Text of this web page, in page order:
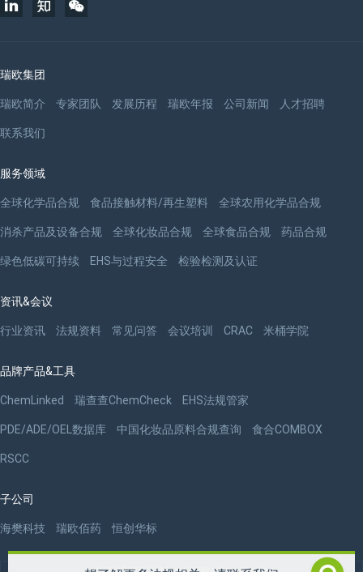
瑞欧集团
瑞欧简介 专家团队 发展历程 瑞欧年报 公司新闻 人才招聘
联系我们
服务领域
全球化学品合规 食品接触材料/再生塑料 全球农用化学品合规
消杀产品及设备合规 全球化妆品合规 全球食品合规 药品合规
绿色低碳可持续 EHS与过程安全 检验检测及认证
资讯&会议
行业资讯 法规资料 常见问答 会议培训 CRAC 米桶学院
品牌产品&工具
ChemLinked 瑞查查ChemCheck EHS法规管家
PDE/ADE/OEL数据库 中国化妆品原料合规查询 食合COMBOX
RSCC
子公司
海樊科技 瑞欧佰药 恒创华标